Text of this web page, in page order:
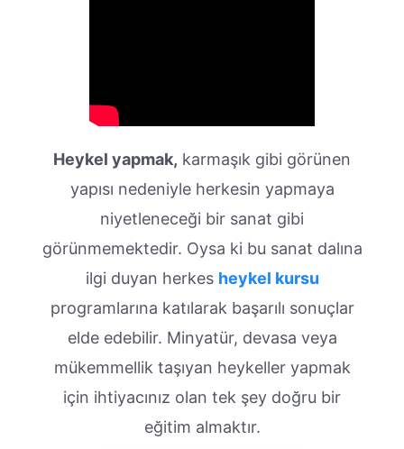
Heykel yapmak, karmaşık gibi görünen
yapısı nedeniyle herkesin yapmaya
niyetleneceği bir sanat gibi
görünmemektedir. Oysa ki bu sanat dalına
ilgi duyan herkes heykel kursu
programlarına katılarak başarılı sonuçlar
elde edebilir. Minyatür, devasa veya
mükemmellik taşıyan heykeller yapmak
için ihtiyacınız olan tek şey doğru bir
eğitim almaktır.